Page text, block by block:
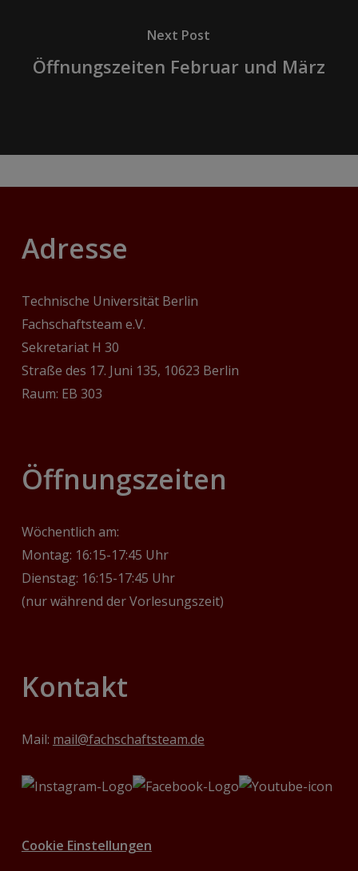
Next Post
Öffnungszeiten Februar und März
Adresse
Technische Universität Berlin
Fachschaftsteam e.V.
Sekretariat H 30
Straße des 17. Juni 135, 10623 Berlin
Raum: EB 303
‎Öffnungszeiten
Wöchentlich am:
Montag: 16:15-17:45 Uhr
Dienstag: 16:15-17:45 Uhr
(nur während der Vorlesungszeit)
Kontakt
Mail: mail@fachschaftsteam.de
Cookie Einstellungen